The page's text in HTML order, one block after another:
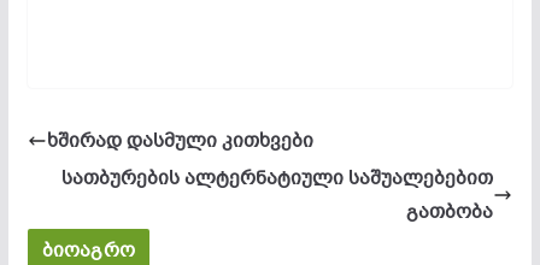
ხშირად დასმული კითხვები
სათბურების ალტერნატიული საშუალებებით
გათბობა
ბიოაგრო